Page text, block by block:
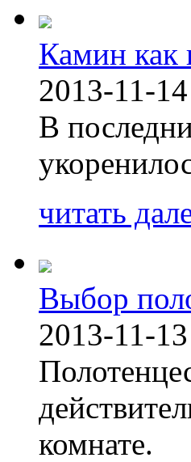
Камин как
2013-11-14
В
читать
Выбор
2013-11-13
комнате.